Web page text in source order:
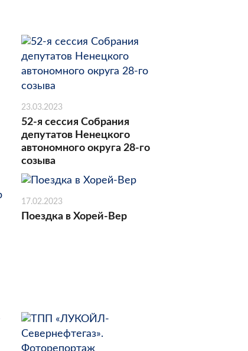
23.03.2023
52-я сессия Собрания
депутатов Ненецкого
автономного округа 28-го
созыва
17.02.2023
Поездка в Хорей-Вер